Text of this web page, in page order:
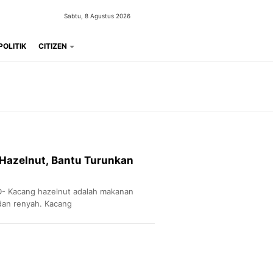
Sabtu, 8 Agustus 2026
CITIZEN
Bantu Turunkan
Kacang hazelnut adalah makanan
renyah. Kacang